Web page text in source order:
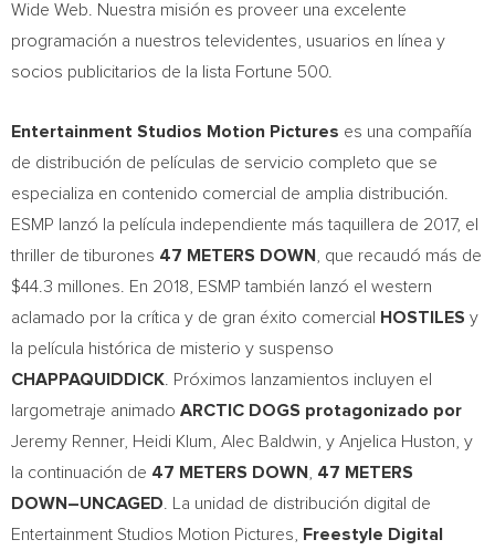
Wide Web. Nuestra misión es proveer una excelente
programación a nuestros televidentes, usuarios en línea y
socios publicitarios de la lista Fortune 500.
Entertainment Studios Motion Pictures es una compañía
de distribución de películas de servicio completo que se
especializa en contenido comercial de amplia distribución.
ESMP lanzó la película independiente más taquillera de 2017, el
thriller de tiburones 47 METERS DOWN
, que recaudó más de
$44.3 millones. En 2018, ESMP también lanzó el western
aclamado por la crítica y de gran éxito comercial
HOSTILES y
la película histórica de misterio y suspenso
CHAPPAQUIDDICK . Próximos lanzamientos incluyen el
largometraje animado ARCTIC DOGS protagonizado por
Jeremy Renner, Heidi Klum Alec Baldwin , y Anjelica Huston , y
la continuación de 47 METERS DOWN
47 METERS
DOWN–UNCAGED . La unidad de distribución digital de
Entertainment Studios Motion Pictures,
Freestyle Digital